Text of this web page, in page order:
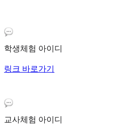
학생체험 아이디
링크 바로가기
교사체험 아이디